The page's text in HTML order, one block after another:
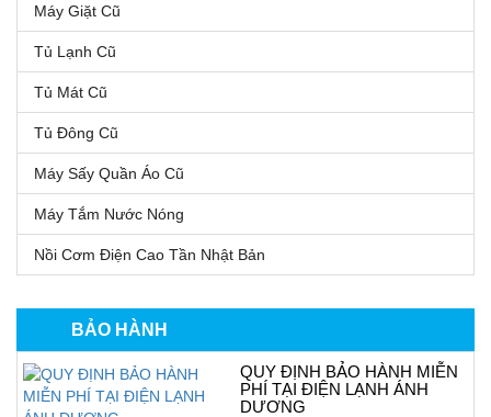
Máy Giặt Cũ
Tủ Lạnh Cũ
Tủ Mát Cũ
Tủ Đông Cũ
Máy Sấy Quần Áo Cũ
Máy Tắm Nước Nóng
Nồi Cơm Điện Cao Tần Nhật Bản
BẢO HÀNH
QUY ĐỊNH BẢO HÀNH MIỄN
PHÍ TẠI ĐIỆN LẠNH ÁNH
DƯƠNG